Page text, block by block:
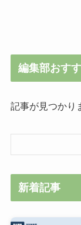
編集部おす
記事が見つかり
新着記事